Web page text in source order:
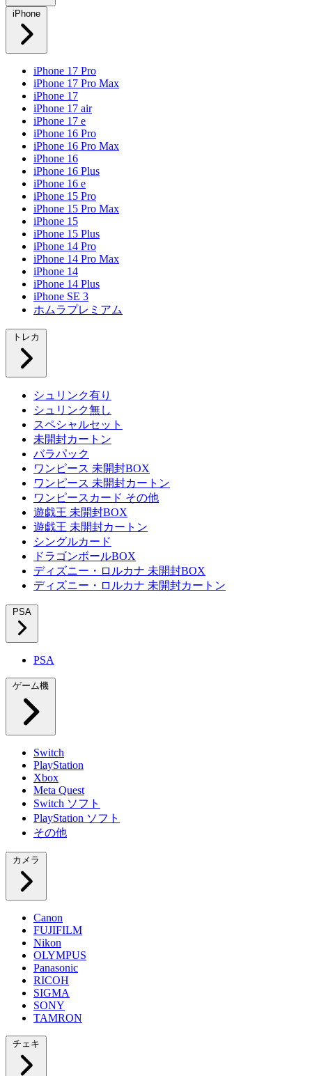
iPhone
iPhone 17 Pro
iPhone 17 Pro Max
iPhone 17
iPhone 17 air
iPhone 17 e
iPhone 16 Pro
iPhone 16 Pro Max
iPhone 16
iPhone 16 Plus
iPhone 16 e
iPhone 15 Pro
iPhone 15 Pro Max
iPhone 15
iPhone 15 Plus
iPhone 14 Pro
iPhone 14 Pro Max
iPhone 14
iPhone 14 Plus
iPhone SE 3
ホムラプレミアム
トレカ
シュリンク有り
シュリンク無し
スペシャルセット
未開封カートン
バラパック
ワンピース 未開封BOX
ワンピース 未開封カートン
ワンピースカード その他
遊戯王 未開封BOX
遊戯王 未開封カートン
シングルカード
ドラゴンボールBOX
ディズニー・ロルカナ 未開封BOX
ディズニー・ロルカナ 未開封カートン
PSA
PSA
ゲーム機
Switch
PlayStation
Xbox
Meta Quest
Switch ソフト
PlayStation ソフト
その他
カメラ
Canon
FUJIFILM
Nikon
OLYMPUS
Panasonic
RICOH
SIGMA
SONY
TAMRON
チェキ